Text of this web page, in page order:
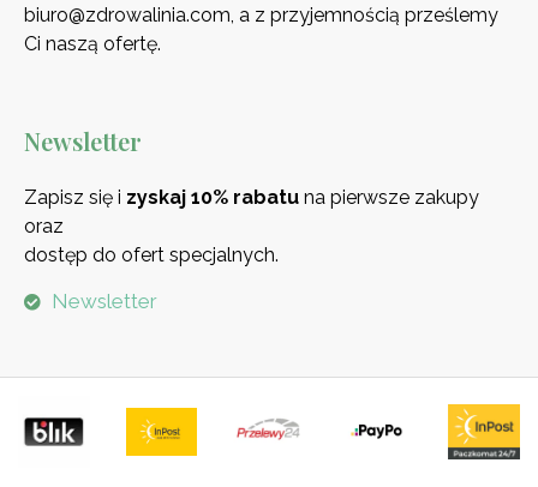
biuro@zdrowalinia.com, a z przyjemnością prześlemy
Ci naszą ofertę.
Newsletter
Zapisz się i zyskaj 10% rabatu na pierwsze zakupy
oraz
dostęp do ofert specjalnych.
Newsletter